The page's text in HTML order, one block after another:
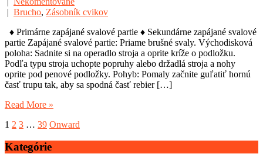
| Brucho, Zásobník cvikov
♦ Primárne zapájané svalové partie ♦ Sekundárne zapájané svalové
partie Zapájané svalové partie: Priame brušné svaly. Východisková
poloha: Sadnite si na operadlo stroja a oprite kríže o podložku.
Podľa typu stroja uchopte popruhy alebo držadlá stroja a nohy
oprite pod penové podložky. Pohyb: Pomaly začnite guľatiť hornú
časť trupu tak, aby sa spodná časť rebier […]
Read More »
Stránkovanie
príspevkov
1 2 3 … 39 Onward
Kategórie